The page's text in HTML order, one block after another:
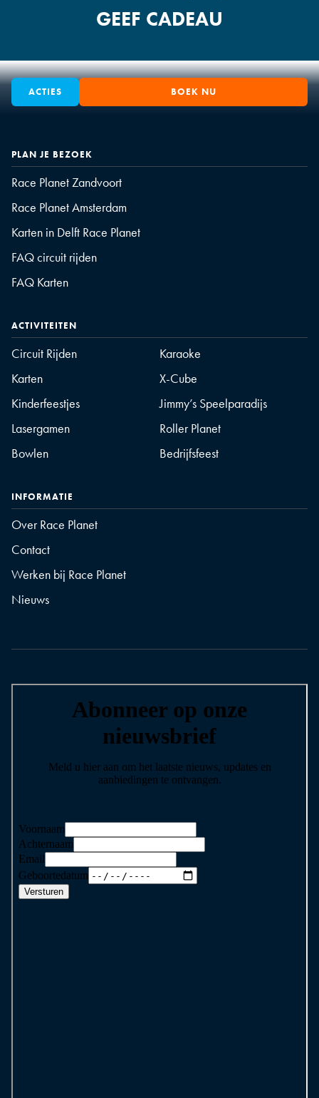
GEEF CADEAU
ACTIES BOEK NU
PLAN JE BEZOEK
Race Planet Zandvoort
Race Planet Amsterdam
Karten in Delft Race Planet
FAQ circuit rijden
FAQ Karten
ACTIVITEITEN
Circuit Rijden
Karaoke
Karten
X-Cube
Kinderfeestjes
Jimmy’s Speelparadijs
Lasergamen
Roller Planet
Bowlen
Bedrijfsfeest
INFORMATIE
Over Race Planet
Contact
Werken bij Race Planet
Nieuws